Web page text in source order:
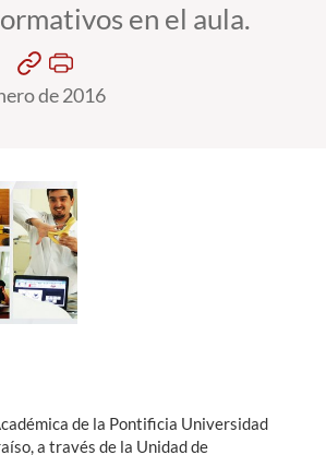
en el aula.
de 2016
de la Pontificia Universidad
a través de la Unidad de